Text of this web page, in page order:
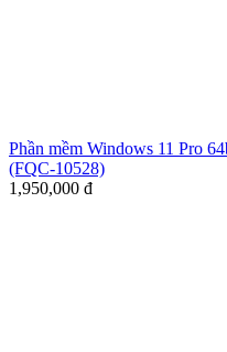
Phần mềm Windows 11 Pro
(FQC-10528)
1,950,000 đ